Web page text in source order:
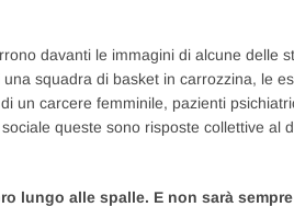
davanti le immagini di alcune delle
squadra di basket in carrozzina, le
un carcere femminile, pazienti
queste sono risposte collettive al
lungo alle spalle. E non sarà